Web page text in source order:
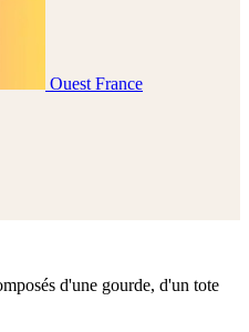
Ouest France
d'une gourde, d'un tote